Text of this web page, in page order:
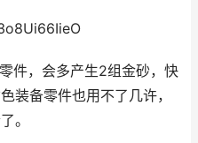
，会多产生2组金砂，快
装备零件也用不了几许，
。